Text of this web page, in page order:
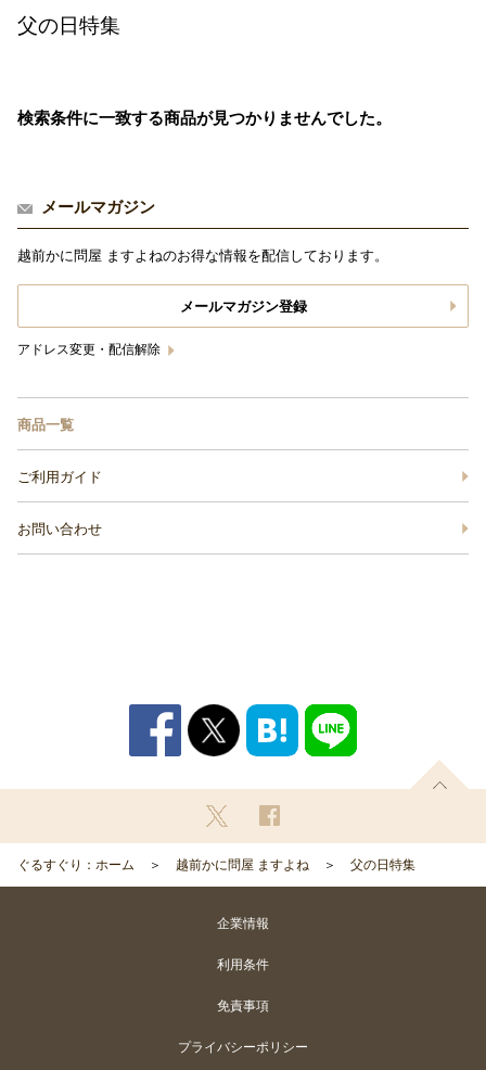
父の日特集
検索条件に一致する商品が見つかりませんでした。
メールマガジン
越前かに問屋 ますよねのお得な情報を配信しております。
メールマガジン登録
アドレス変更・配信解除
商品一覧
ご利用ガイド
お問い合わせ
ぐるすぐり：ホーム 越前かに問屋 ますよね 父の日特集
企業情報
利用条件
免責事項
プライバシーポリシー